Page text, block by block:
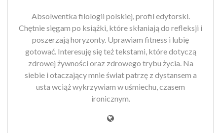
Absolwentka filologii polskiej, profil edytorski.
Chętnie sięgam po książki, które skłaniają do refleksji i
poszerzają horyzonty. Uprawiam fitness i lubię
gotować. Interesuję się też tekstami, które dotyczą
zdrowej żywności oraz zdrowego trybu życia. Na
siebie i otaczający mnie świat patrzę z dystansem a
usta wciąż wykrzywiam w uśmiechu, czasem
ironicznym.